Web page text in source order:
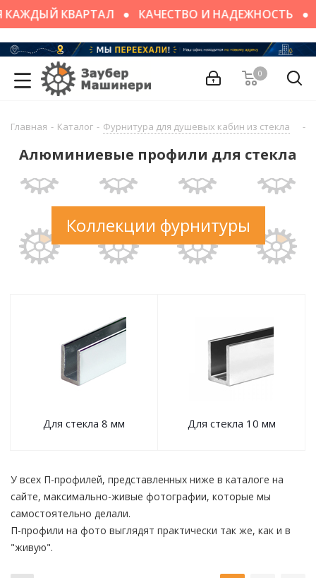
КВАРТАЛ КАЧЕСТВО И НАДЕЖНОСТЬ
0
Главная - Каталог - Фурнитура для душевых кабин из стекла -
Алюминиевые профили для стекла
Коллекции фурнитуры
Для стекла 8 мм Для стекла 10 мм
У всех П-профилей, представленных ниже в каталоге на
сайте, максимально-живые фотографии, которые мы
самостоятельно делали.
П-профили на фото выглядят практически так же, как и в
"живую".